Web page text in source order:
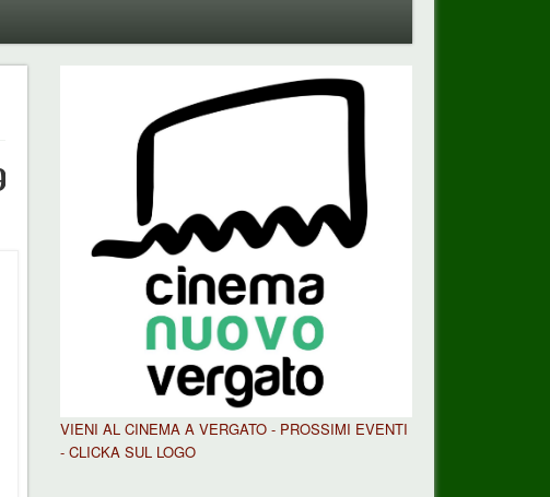
VIENI AL CINEMA A VERGATO - PROSSIMI EVENTI
- CLICKA SUL LOGO